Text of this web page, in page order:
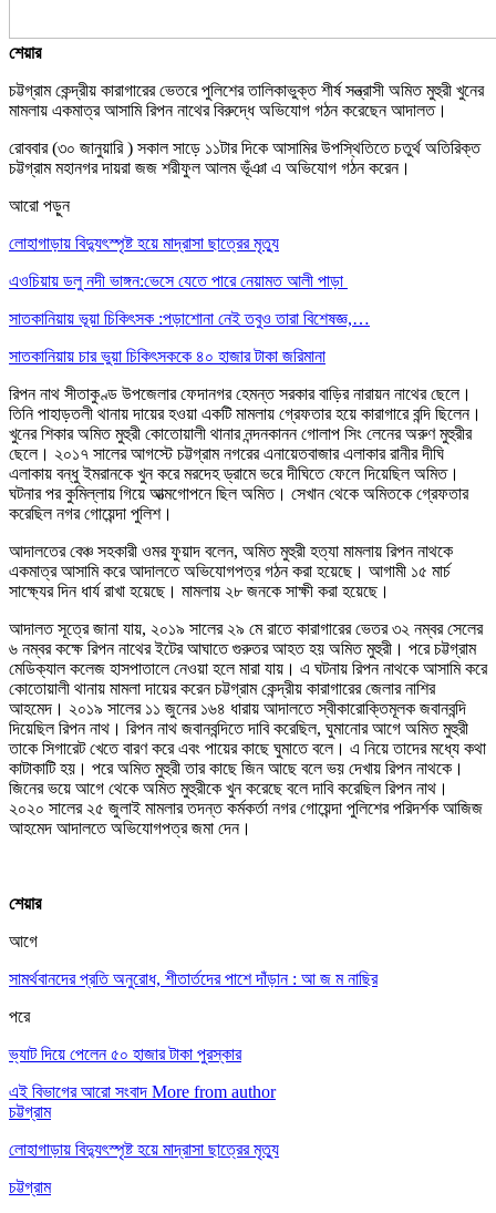
শেয়ার
চট্টগ্রাম কেন্দ্রীয় কারাগারের ভেতরে পুলিশের তালিকাভুক্ত শীর্ষ সন্ত্রাসী অমিত মুহুরী খুনের
মামলায় একমাত্র আসামি রিপন নাথের বিরুদ্ধে অভিযোগ গঠন করেছেন আদালত।
রোববার (৩০ জানুয়ারি ) সকাল সাড়ে ১১টার দিকে আসামির উপস্থিতিতে চতুর্থ অতিরিক্ত
চট্টগ্রাম মহানগর দায়রা জজ শরীফুল আলম ভূঁঞা এ অভিযোগ গঠন করেন।
আরো পড়ুন
লোহাগাড়ায় বিদ্যুৎস্পৃষ্ট হয়ে মাদ্রাসা ছাত্রের মৃত্যু
এওচিয়ায় ডলু নদী ভাঙ্গন:ভেসে যেতে পারে নেয়ামত আলী পাড়া
সাতকানিয়ায় ভূয়া চিকিৎসক :পড়াশোনা নেই তবুও তারা বিশেষজ্ঞ,…
সাতকানিয়ায় চার ভুয়া চিকিৎসককে ৪০ হাজার টাকা জরিমানা
রিপন নাথ সীতাকুণ্ড উপজেলার ফেদানগর হেমন্ত সরকার বাড়ির নারায়ন নাথের ছেলে।
তিনি পাহাড়তলী থানায় দায়ের হওয়া একটি মামলায় গ্রেফতার হয়ে কারাগারে বন্দি ছিলেন।
খুনের শিকার অমিত মুহুরী কোতোয়ালী থানার নন্দনকানন গোলাপ সিং লেনের অরুণ মুহুরীর
ছেলে। ২০১৭ সালের আগস্টে চট্টগ্রাম নগরের এনায়েতবাজার এলাকার রানীর দীঘি
এলাকায় বন্ধু ইমরানকে খুন করে মরদেহ ড্রামে ভরে দীঘিতে ফেলে দিয়েছিল অমিত।
ঘটনার পর কুমিল্লায় গিয়ে আত্মগোপনে ছিল অমিত। সেখান থেকে অমিতকে গ্রেফতার
করেছিল নগর গোয়েন্দা পুলিশ।
আদালতের বেঞ্চ সহকারী ওমর ফুয়াদ বলেন, অমিত মুহুরী হত্যা মামলায় রিপন নাথকে
একমাত্র আসামি করে আদালতে অভিযোগপত্র গঠন করা হয়েছে। আগামী ১৫ মার্চ
সাক্ষ্যের দিন ধার্য রাখা হয়েছে। মামলায় ২৮ জনকে সাক্ষী করা হয়েছে।
আদালত সূত্রে জানা যায়, ২০১৯ সালের ২৯ মে রাতে কারাগারের ভেতর ৩২ নম্বর সেলের
৬ নম্বর কক্ষে রিপন নাথের ইটের আঘাতে গুরুতর আহত হয় অমিত মুহুরী। পরে চট্টগ্রাম
মেডিক্যাল কলেজ হাসপাতালে নেওয়া হলে মারা যায়। এ ঘটনায় রিপন নাথকে আসামি করে
কোতোয়ালী থানায় মামলা দায়ের করেন চট্টগ্রাম কেন্দ্রীয় কারাগারের জেলার নাশির
আহমেদ। ২০১৯ সালের ১১ জুনের ১৬৪ ধারায় আদালতে স্বীকারোক্তিমূলক জবানবন্দি
দিয়েছিল রিপন নাথ। রিপন নাথ জবানবন্দিতে দাবি করেছিল, ঘুমানোর আগে অমিত মুহুরী
তাকে সিগারেট খেতে বারণ করে এবং পায়ের কাছে ঘুমাতে বলে। এ নিয়ে তাদের মধ্যে কথা
কাটাকাটি হয়। পরে অমিত মুহুরী তার কাছে জিন আছে বলে ভয় দেখায় রিপন নাথকে।
জিনের ভয়ে আগে থেকে অমিত মুহুরীকে খুন করেছে বলে দাবি করেছিল রিপন নাথ।
২০২০ সালের ২৫ জুলাই মামলার তদন্ত কর্মকর্তা নগর গোয়েন্দা পুলিশের পরিদর্শক আজিজ
আহমেদ আদালতে অভিযোগপত্র জমা দেন।
শেয়ার
আগে
সামর্থবানদের প্রতি অনুরোধ, শীতার্তদের পাশে দাঁড়ান : আ জ ম নাছির
পরে
ভ্যাট দিয়ে পেলেন ৫০ হাজার টাকা পুরস্কার
এই বিভাগের আরো সংবাদ More from author
চট্টগ্রাম
লোহাগাড়ায় বিদ্যুৎস্পৃষ্ট হয়ে মাদ্রাসা ছাত্রের মৃত্যু
চট্টগ্রাম